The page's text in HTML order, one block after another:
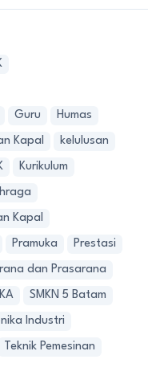
Guru Humas
Kapal kelulusan
Kurikulum
Kapal
Pramuka Prestasi
dan Prasarana
SMKN 5 Batam
Industri
Teknik Pemesinan